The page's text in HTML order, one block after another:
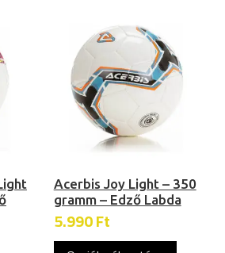
Acerbis Joy Light – 350
gramm – Edző Labda
5.990Ft
Ennek